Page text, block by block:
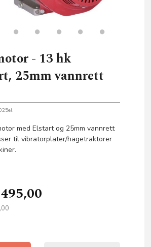
- 13 hk
25mm vannrett
med Elstart og 25mm vannrett
til vibratorplater/hagetraktorer